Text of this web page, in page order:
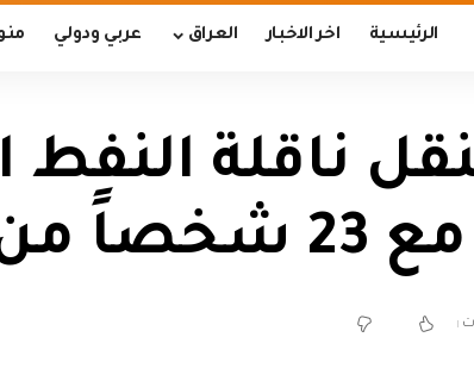
الرئيسية اخر الاخبار العراق عربي ودولي
ناقلة النفط
الطاقم